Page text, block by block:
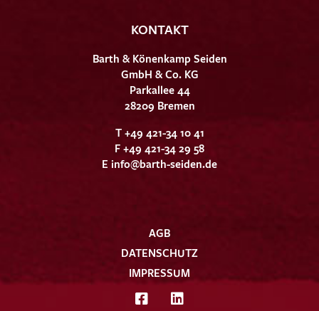
KONTAKT
Barth & Könenkamp Seiden
GmbH & Co. KG
Parkallee 44
28209 Bremen
T +49 421-34 10 41
F +49 421-34 29 58
E info@barth-seiden.de
AGB
DATENSCHUTZ
IMPRESSUM